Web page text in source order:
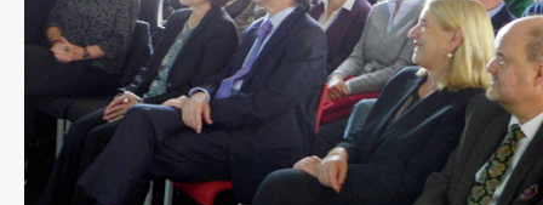
CDU Slider 08